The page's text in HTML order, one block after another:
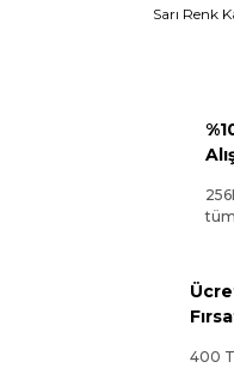
Sarı Renk
400